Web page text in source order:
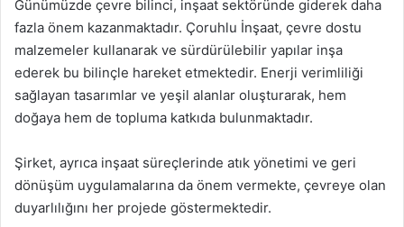
Günümüzde çevre bilinci, inşaat sektöründe giderek daha
fazla önem kazanmaktadır. Çoruhlu İnşaat, çevre dostu
malzemeler kullanarak ve sürdürülebilir yapılar inşa
ederek bu bilinçle hareket etmektedir. Enerji verimliliği
sağlayan tasarımlar ve yeşil alanlar oluşturarak, hem
doğaya hem de topluma katkıda bulunmaktadır.
Şirket, ayrıca inşaat süreçlerinde atık yönetimi ve geri
dönüşüm uygulamalarına da önem vermekte, çevreye olan
duyarlılığını her projede göstermektedir.